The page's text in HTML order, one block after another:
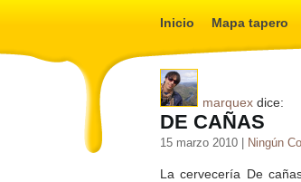
Inicio Mapa tapero
marquex dice:
DE CAÑAS
15 marzo 2010 | Ningún
La cervecería De